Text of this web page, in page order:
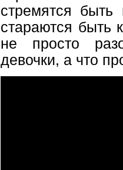
стремятся
стараются быть
не просто
девочки, а что